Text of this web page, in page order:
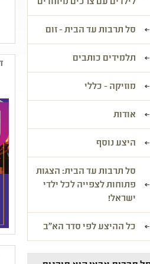
לילדים עם צרכים מיוחדים
סל תרבות עד הבית - זום
תלמידים כותבים
מוזיקה - כללי
אודות
היצע נוסף
סל תרבות עד הבית: הצגות
פתוחות לצפייה לכל ילדי
ישראל!
כל ההיצע לפי סדר הא"ב